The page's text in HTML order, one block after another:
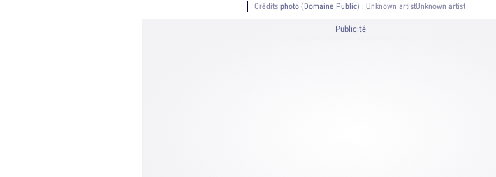
Crédits photo (Domaine Public) : Unknown artistUnknown artist
Publicité